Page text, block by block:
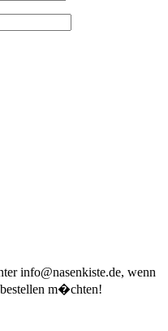
info@nasenkiste.de, wenn
m�chten!